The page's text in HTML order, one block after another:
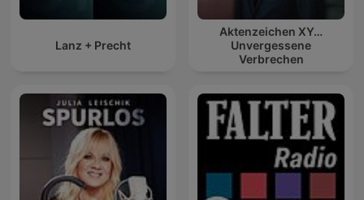
Lanz + Precht
Aktenzeichen XY…
Unvergessene
Verbrechen